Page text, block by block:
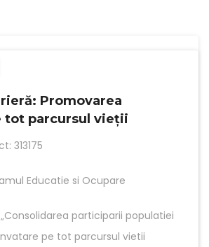
Promovarea
tot parcursul vieții
313175
Educatie si Ocupare
participarii populatiei
pe tot parcursul vietii